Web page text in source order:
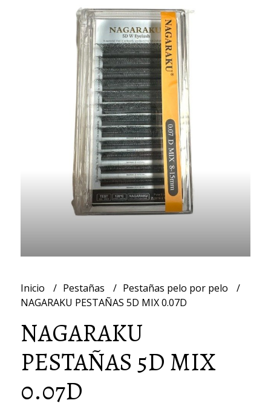
Inicio Pestañas
Pestañas pelo por pelo
NAGARAKU PESTAÑAS 5D MIX 0.07D
NAGARAKU
PESTAÑAS 5D MIX
0.07D